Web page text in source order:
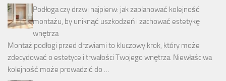
Podłoga czy drzwi najpierw: jak zaplanować kolejność
montażu, by uniknąć uszkodzeń i zachować estetykę
wnętrza
Montaż podłogi przed drzwiami to kluczowy krok, który może
zdecydować o estetyce i trwałości Twojego wnętrza. Niewłaściwa
kolejność może prowadzić do …